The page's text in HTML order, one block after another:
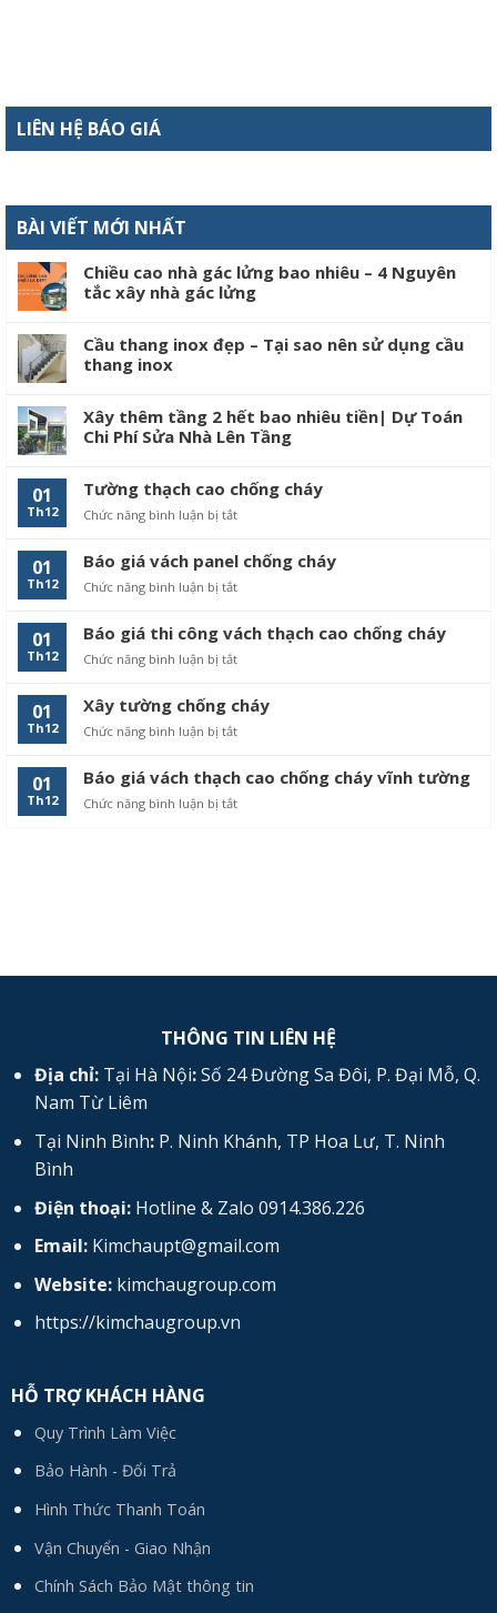
LIÊN HỆ BÁO GIÁ
BÀI VIẾT MỚI NHẤT
Chiều cao nhà gác lửng bao nhiêu – 4 Nguyên
tắc xây nhà gác lửng
Cầu thang inox đẹp – Tại sao nên sử dụng cầu
thang inox
Xây thêm tầng 2 hết bao nhiêu tiền| Dự Toán
Chi Phí Sửa Nhà Lên Tầng
01
Th12
Tường thạch cao chống cháy
Chức năng bình luận bị tắt
thạch
cao
01
Th12
Báo giá vách panel chống cháy
Chức năng bình luận bị tắt
giá
vách
cháy
01
Th12
Báo giá thi công vách thạch cao chống cháy
Chức năng bình luận bị tắt
giá
thi
thạch
01
Th12
Xây tường chống cháy
Chức năng bình luận bị tắt
chống
01
Th12
Báo giá vách thạch cao chống cháy vĩnh tường
Chức năng bình luận bị tắt
tường
THÔNG TIN LIÊN HỆ
Địa chỉ:Tại Hà Nội:Số 24 Đường Sa Đôi, P. Đại Mỗ, Q.
Nam Từ Liêm
Tại Ninh Bình:P. Ninh Khánh, TP Hoa Lư, T. Ninh
Bình
Điện thoại:Hotline & Zalo 0914.386.226
Email:Kimchaupt@gmail.com
Website: kimchaugroup.com
https://kimchaugroup.vn
HỖ TRỢ KHÁCH HÀNG
Quy Trình Làm Việc
Bảo Hành - Đổi Trả
Hình Thức Thanh Toán
Vận Chuyển - Giao Nhận
Chính Sách Bảo Mật thông tin